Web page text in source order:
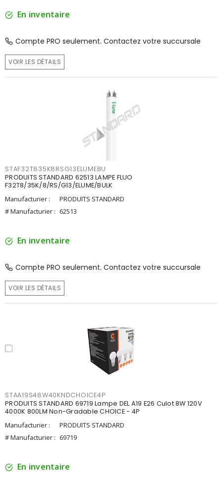
En inventaire
Compte PRO seulement. Contactez votre succursale
VOIR LES DÉTAILS
STAF32T835K8RSG13ELUMEBU
PRODUITS STANDARD 62513 LAMPE FLUO
F32T8/35K/8/RS/G13/ELUME/BULK
Manufacturier :
PRODUITS STANDARD
# Manufacturier : 62513
En inventaire
Compte PRO seulement. Contactez votre succursale
VOIR LES DÉTAILS
STAA19S48W40KNDCHOICE4P
PRODUITS STANDARD 69719 Lampe DEL A19 E26 Culot 8W 120V
4000K 800LM Non-Gradable CHOICE - 4P
Manufacturier :
PRODUITS STANDARD
# Manufacturier : 69719
En inventaire